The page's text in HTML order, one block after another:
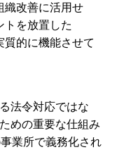
織改善に活用せ
トを放置した
質的に機能させて
法令対応ではな
めの重要な仕組み
業所で義務化され